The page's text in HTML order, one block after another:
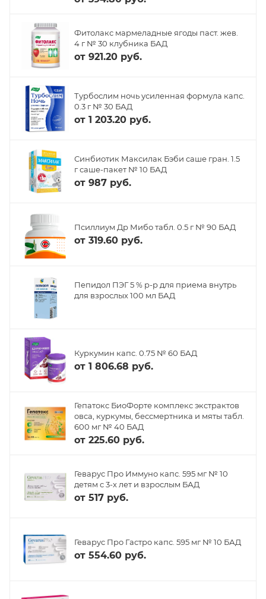
Фитолакс мармеладные ягоды паст. жев.
4 г № 30 клубника БАД
от 921.20 руб.
Турбослим ночь усиленная формула капс.
0.3 г № 30 БАД
от 1 203.20 руб.
Синбиотик Максилак Бэби саше гран. 1.5
г саше-пакет № 10 БАД
от 987 руб.
Псиллиум Др Мибо табл. 0.5 г № 90 БАД
от 319.60 руб.
Пепидол ПЭГ 5 % р-р для приема внутрь
для взрослых 100 мл БАД
Куркумин капс. 0.75 № 60 БАД
от 1 806.68 руб.
Гепатокс БиоФорте комплекс экстрактов
овса, куркумы, бессмертника и мяты табл.
600 мг № 40 БАД
от 225.60 руб.
Геварус Про Иммуно капс. 595 мг № 10
детям с 3-х лет и взрослым БАД
от 517 руб.
Геварус Про Гастро капс. 595 мг № 10 БАД
от 554.60 руб.